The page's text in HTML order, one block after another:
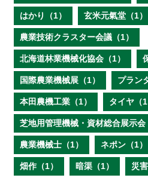
はかり（1） 玄米元氣堂（1）
農業技術クラスター会議（1）
北海道林業機械化協会（1）
国際農業機械展（1） プラン
本田農機工業（1） タイヤ（1
芝地用管理機械・資材総合展示会
農業機械士（1） ネポン（1）
畑作（1） 暗渠（1） 災